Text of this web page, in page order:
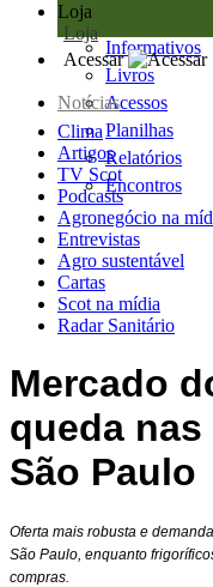
Loja
Loja
Informativos
Livros
Acessos
Planilhas
Relatórios
Encontros
Acessar
Notícias
Clima
Artigos
TV Scot
Podcasts
Agronegócio na
Entrevistas
Agro sustentável
Cartas
Scot na mídia
Radar Sanitário
Mercado
queda
São Paulo
Oferta mais robusta e
São Paulo, enquanto
compras.